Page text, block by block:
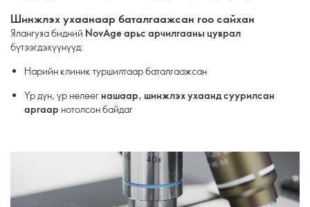
Шинжлэх ухаанаар баталгаажсан гоо сайхан
Ялангуяа бидний NovAge арьс арчилгааны цуврал
бүтээгдэхүүнүүд:
Нарийн клиник туршилтаар баталгаажсан
Үр дүн, үр нөлөөгнашаар, шинжлэх ухаанд суурилсан
аргаар нотолсон байдаг